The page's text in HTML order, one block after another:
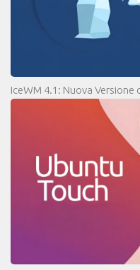
IceWM 4.1: Nuova